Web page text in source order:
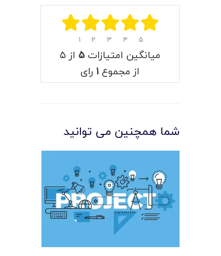
۱ ۲ ۳ ۴ ۵
میانگین امتیازات ۵ از ۵
از مجموع ۱ رای
شما همچنین می توانید